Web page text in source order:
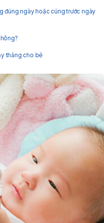
đúng ngày hoặc cúng trước ngày
tháng cho bé